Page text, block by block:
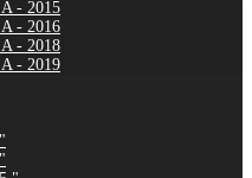
- 2015
- 2016
- 2018
- 2019